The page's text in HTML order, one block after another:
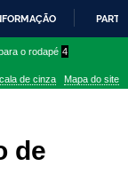
o rodapé 4
de cinza Mapa do site
de